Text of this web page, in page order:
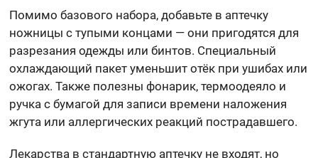
Помимо базового набора, добавьте в аптечку
ножницы с тупыми концами — они пригодятся для
разрезания одежды или бинтов. Специальный
охлаждающий пакет уменьшит отёк при ушибах или
ожогах. Также полезны фонарик, термоодеяло и
ручка с бумагой для записи времени наложения
жгута или аллергических реакций пострадавшего.
Лекарства в стандартную аптечку не входят, но